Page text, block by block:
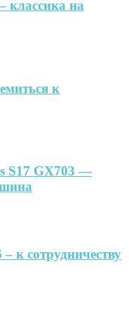
классика на
к
S17 GX703 —
к сотрудничеству